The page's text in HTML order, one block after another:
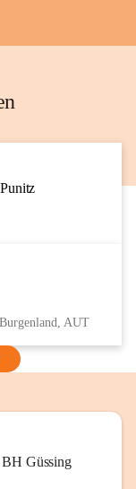
AUT
Güssing